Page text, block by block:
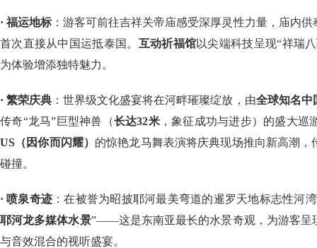
· 福运地标：游客可前往吉祥关帝庙感受深厚灵性力量，庙内
首次直接从中国运抵泰国。 互动祈福馆以尖端科技呈现“祥瑞
为体验增添独特魅力。
· 繁荣庆典 ：世界级文化盛宴将在河畔璀璨绽放，由全球知名中
传奇“龙马”巨型神兽（长达32米，象征成功与进步）的盛大巡
US（因你而闪耀） 的惊艳龙马舞表演将庆典现场推向新高潮
碰撞。
· 喷泉奇迹 ：在被誉为昭披耶河最美弯道的暹罗天地标志性河
耶河龙多媒体水景”——这是东南亚最长的水景奇观，为游客呈
与音效混合的视听盛宴。